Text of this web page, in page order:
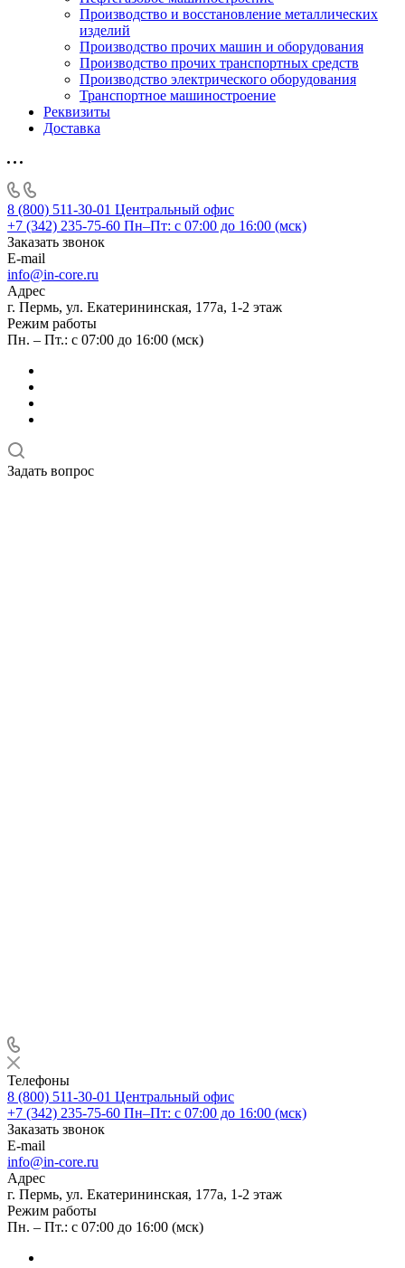
Производство и восстановление металлических
изделий
Производство прочих машин и оборудования
Производство прочих транспортных средств
Производство электрического оборудования
Транспортное машиностроение
Реквизиты
Доставка
8 (800) 511-30-01 Центральный офис
+7 (342) 235-75-60 Пн–Пт: с 07:00 до 16:00 (мск)
Заказать звонок
E-mail
info@in-core.ru
Адрес
г. Пермь, ул. ​Екатерининская, 177а, ​1-2 этаж
Режим работы
Пн. – Пт.: с 07:00 до 16:00 (мск)
Задать вопрос
Телефоны
8 (800) 511-30-01 Центральный офис
+7 (342) 235-75-60 Пн–Пт: с 07:00 до 16:00 (мск)
Заказать звонок
E-mail
info@in-core.ru
Адрес
г. Пермь, ул. ​Екатерининская, 177а, ​1-2 этаж
Режим работы
Пн. – Пт.: с 07:00 до 16:00 (мск)